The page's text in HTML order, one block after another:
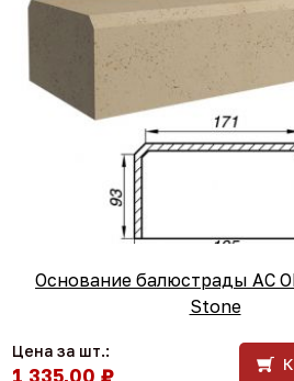
Основание балюстрады АС
Stone
Цена за шт.:
1 335,00 ₽